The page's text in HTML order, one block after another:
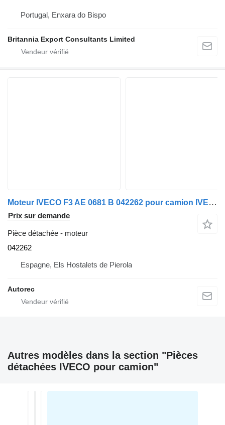
Portugal, Enxara do Bispo
Britannia Export Consultants Limited
Moteur IVECO F3 AE 0681 B 042262 pour camion IVECO Eurotech 440E40
Prix sur demande
Pièce détachée - moteur
042262
Espagne, Els Hostalets de Pierola
Autorec
Autres modèles dans la section "Pièces
détachées IVECO pour camion"